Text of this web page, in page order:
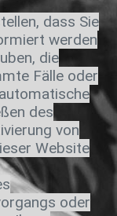
dass Sie
werden
die
Fälle oder
des
von
Website
oder